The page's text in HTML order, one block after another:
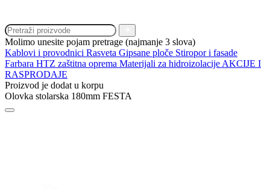
Molimo unesite pojam pretrage (najmanje 3 slova)
Kablovi i provodnici Rasveta Gipsane ploče Stiropor i fasade
Farbara HTZ zaštitna oprema Materijali za hidroizolacije AKCIJE I
RASPRODAJE
Proizvod je dodat u korpu
Olovka stolarska 180mm FESTA